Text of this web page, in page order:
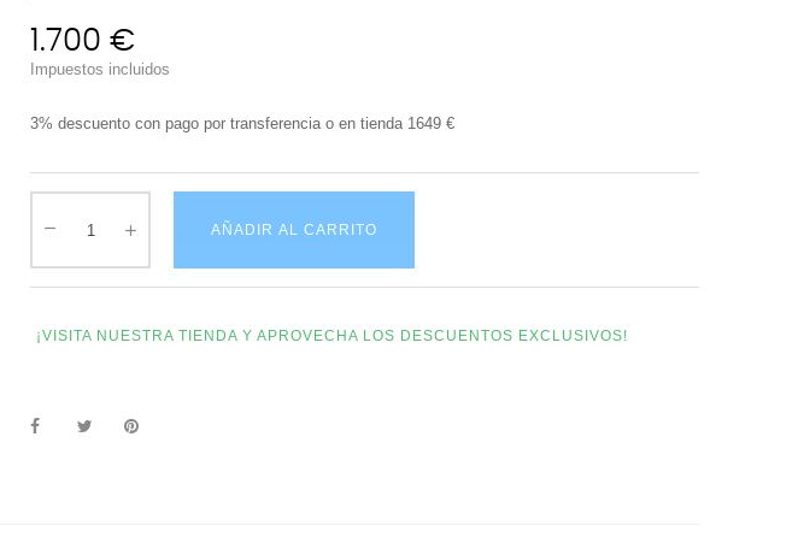
1.700 €
Impuestos incluidos
3% descuento con pago por transferencia o en tienda 1649 €
AÑADIR AL CARRITO
¡VISITA NUESTRA TIENDA Y APROVECHA LOS DESCUENTOS EXCLUSIVOS!